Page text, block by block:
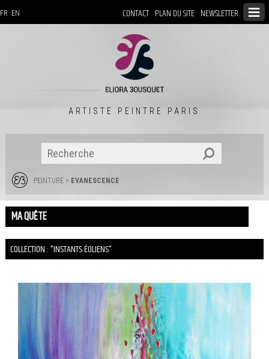
CONTACT PLAN DU SITE NEWSLETTER
FR EN
ARTISTE PEINTRE PARIS
PEINTURE> EVANESCENCE
MA QUÊTE
COLLECTION : "INSTANTS ÉOLIENS"